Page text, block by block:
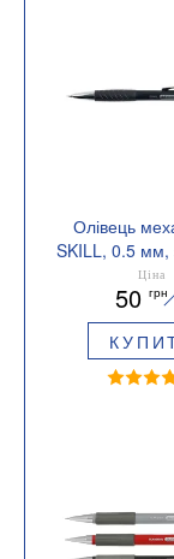
Олівець
SKILL, 0.5 мм,
чорнийЦіна
50 грн